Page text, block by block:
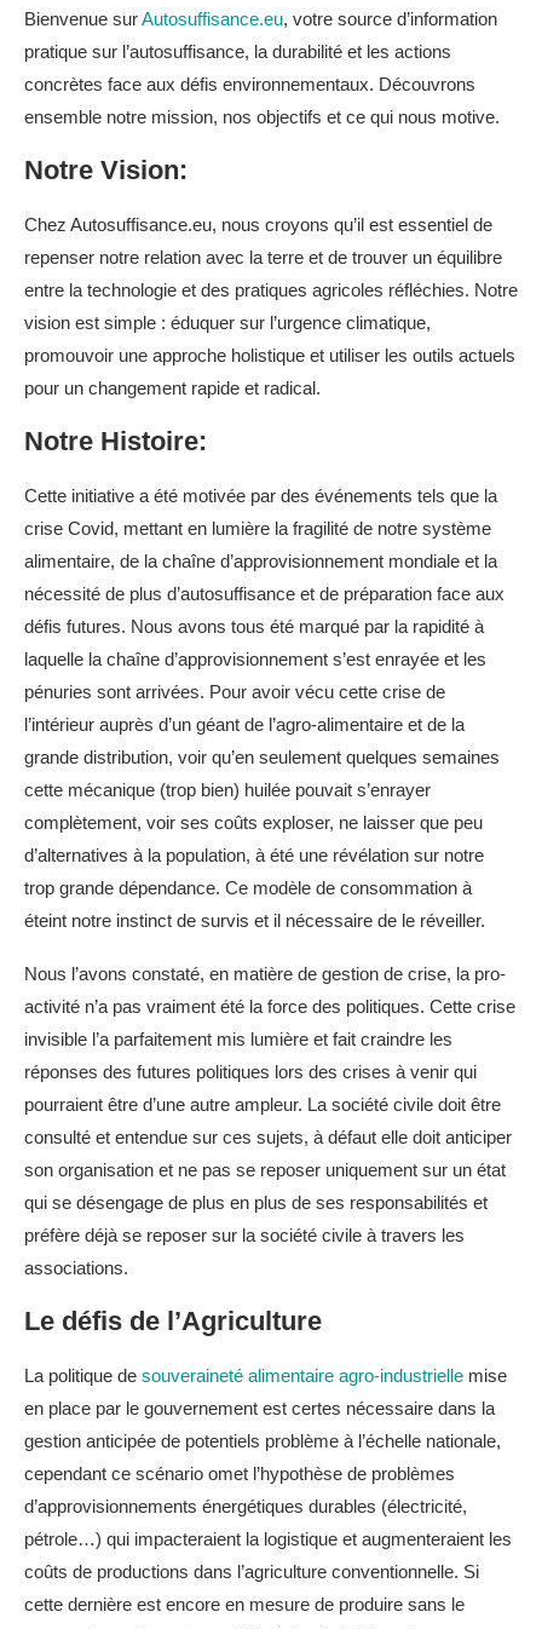
Bienvenue surAutosuffisance.eu, votre source d’information
pratique sur l’autosuffisance, la durabilité et les actions
concrètes face aux défis environnementaux. Découvrons
ensemble notre mission, nos objectifs et ce qui nous motive.
Notre Vision:
Chez Autosuffisance.eu, nous croyons qu’il est essentiel de
repenser notre relation avec la terre et de trouver un équilibre
entre la technologie et des pratiques agricoles réfléchies. Notre
vision est simple : éduquer sur l’urgence climatique,
promouvoir une approche holistique et utiliser les outils actuels
pour un changement rapide et radical.
Notre Histoire:
Cette initiative a été motivée par des événements tels que la
crise Covid, mettant en lumière la fragilité de notre système
alimentaire, de la chaîne d’approvisionnement mondiale et la
nécessité de plus d’autosuffisance et de préparation face aux
défis futures. Nous avons tous été marqué par la rapidité à
laquelle la chaîne d’approvisionnement s’est enrayée et les
pénuries sont arrivées. Pour avoir vécu cette crise de
l’intérieur auprès d’un géant de l’agro-alimentaire et de la
grande distribution, voir qu’en seulement quelques semaines
cette mécanique (trop bien) huilée pouvait s’enrayer
complètement, voir ses coûts exploser, ne laisser que peu
d’alternatives à la population, à été une révélation sur notre
trop grande dépendance. Ce modèle de consommation à
éteint notre instinct de survis et il nécessaire de le réveiller.
Nous l’avons constaté, en matière de gestion de crise, la pro-
activité n’a pas vraiment été la force des politiques. Cette crise
invisible l’a parfaitement mis lumière et fait craindre les
réponses des futures politiques lors des crises à venir qui
pourraient être d’une autre ampleur. La société civile doit être
consulté et entendue sur ces sujets, à défaut elle doit anticiper
son organisation et ne pas se reposer uniquement sur un état
qui se désengage de plus en plus de ses responsabilités et
préfère déjà se reposer sur la société civile à travers les
associations.
Le défis de l’Agriculture
La politique de souveraineté alimentaire agro-industrielle mise
en place par le gouvernement est certes nécessaire dans la
gestion anticipée de potentiels problème à l’échelle nationale,
cependant ce scénario omet l’hypothèse de problèmes
d’approvisionnements énergétiques durables (électricité,
pétrole…) qui impacteraient la logistique et augmenteraient les
coûts de productions dans l’agriculture conventionnelle. Si
cette dernière est encore en mesure de produire sans le